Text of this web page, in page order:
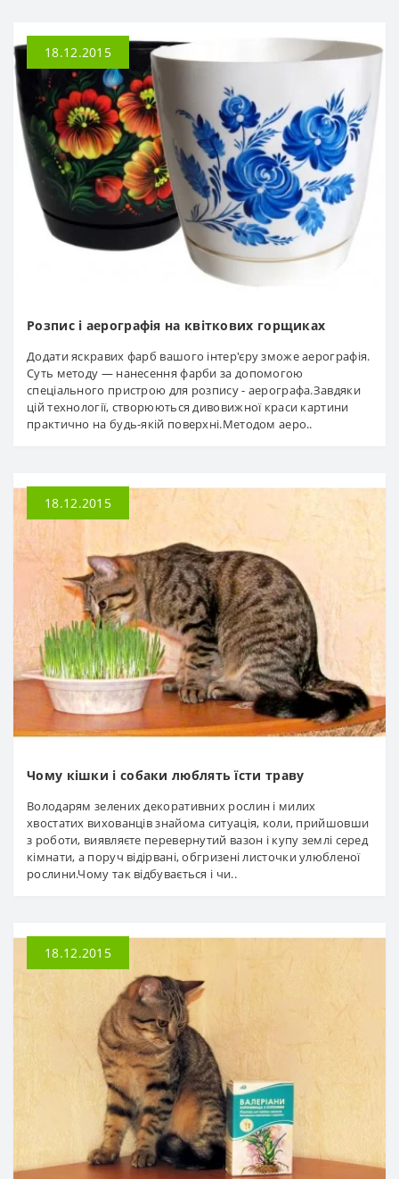
18.12.2015
Розпис і аерографія на квіткових горщиках
Додати яскравих фарб вашого інтер'єру зможе аерографія.
Суть методу — нанесення фарби за допомогою
спеціального пристрою для розпису - аерографа.Завдяки
цій технології, створюються дивовижної краси картини
практично на будь-якій поверхні.Методом аеро..
18.12.2015
Чому кішки і собаки люблять їсти траву
Володарям зелених декоративних рослин і милих
хвостатих вихованців знайома ситуація, коли, прийшовши
з роботи, виявляєте перевернутий вазон і купу землі серед
кімнати, а поруч відірвані, обгризені листочки улюбленої
рослини.Чому так відбувається і чи..
18.12.2015